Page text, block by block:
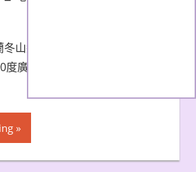
山鄉的半山腰，兩面環繞翠綠
廣闊的視野，居高臨下眺望整